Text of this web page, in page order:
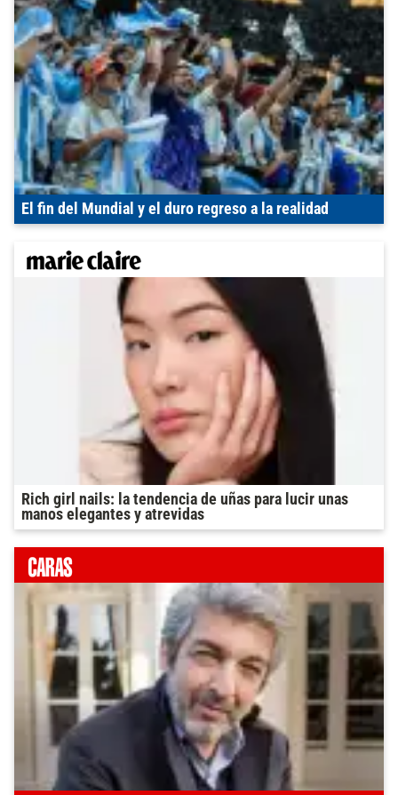
El fin del Mundial y el duro regreso a la realidad
Rich girl nails: la tendencia de uñas para lucir unas
manos elegantes y atrevidas